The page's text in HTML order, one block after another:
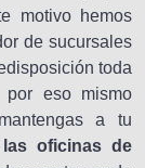
motivo hemos
de sucursales
toda
por eso mismo
a tu
oficinas de